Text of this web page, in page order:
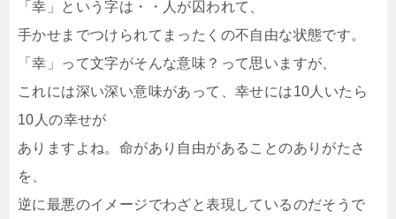
「幸」という字は・・人が囚われて、
手かせまでつけられてまったくの不自由な状態です。
「幸」って文字がそんな意味？って思いますが、
これには深い深い意味があって、幸せには10人いたら
10人の幸せが
ありますよね。命があり自由があることのありがたさ
を、
逆に最悪のイメージでわざと表現しているのだそうで